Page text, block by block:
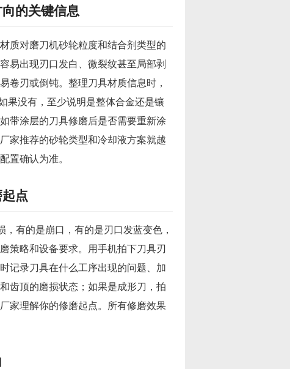
的关键信息
质对磨刀机砂轮粒度和结合剂类型的
易出现刃口发白、微裂纹甚至局部剥
卷刃或倒钝。整理刀具材质信息时，
果没有，至少说明是整体合金还是镶
带涂层的刀具修磨后是否需要重新涂
家推荐的砂轮类型和冷却液方案就越
置确认为准。
点
有的是崩口，有的是刃口发蓝变色，
策略和设备要求。用手机拍下刀具刃
记录刀具在什么工序出现的问题、加
齿顶的磨损状态；如果是成形刀，拍
家理解你的修磨起点。所有修磨效果